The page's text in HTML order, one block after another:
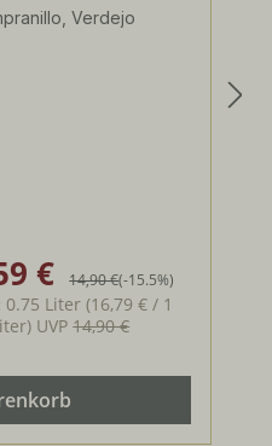
Verdejo
€ Regulärer Preis:
14,90 €(-15.5%)
0.75 Liter(16,79 € / 1
UVP14,90 €